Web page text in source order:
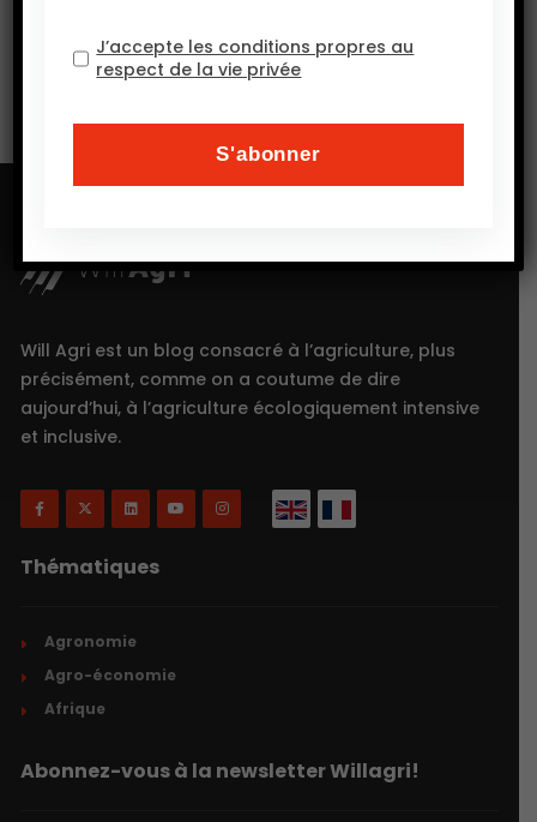
Will Agri est un blog consacré à l’agriculture, plus
précisément, comme on a coutume de dire
aujourd’hui, à l’agriculture écologiquement intensive
et inclusive.
Thématiques
Agronomie
Agro-économie
Afrique
Abonnez-vous à la newsletter Willagri!
J’accepte les conditions propres au
respect de la vie privée